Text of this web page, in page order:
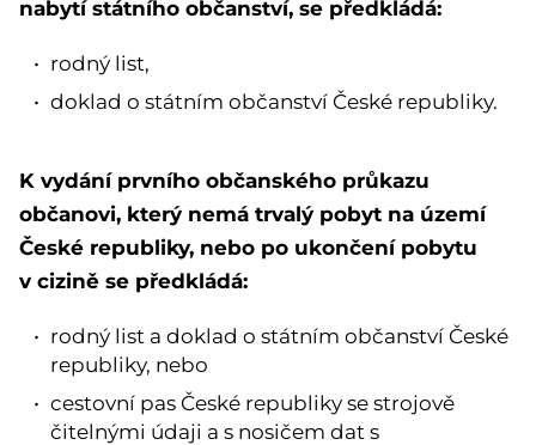
nabytí státního občanství, se předkládá:
rodný list,
doklad o státním občanství České republiky.
K vydání prvního občanského průkazu
občanovi, který nemá trvalý pobyt na území
České republiky, nebo po ukončení pobytu
v cizině se předkládá:
rodný list a doklad o státním občanství České
republiky, nebo
cestovní pas České republiky se strojově
čitelnými údaji a s nosičem dat s